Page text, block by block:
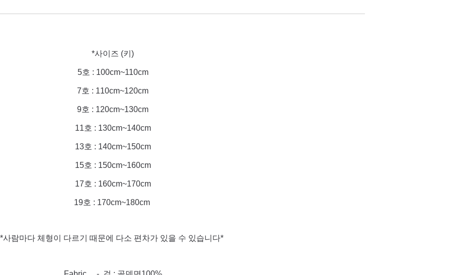
*사이즈 (키)
5호 : 100cm~110cm
7호 : 110cm~120cm
9호 : 120cm~130cm
11호 : 130cm~140cm
13호 : 140cm~150cm
15호 : 150cm~160cm
17호 : 160cm~170cm
19호 : 170cm~180cm
*사람마다 체형이 다르기 때문에 다소 편차가 있을 수 있습니다*